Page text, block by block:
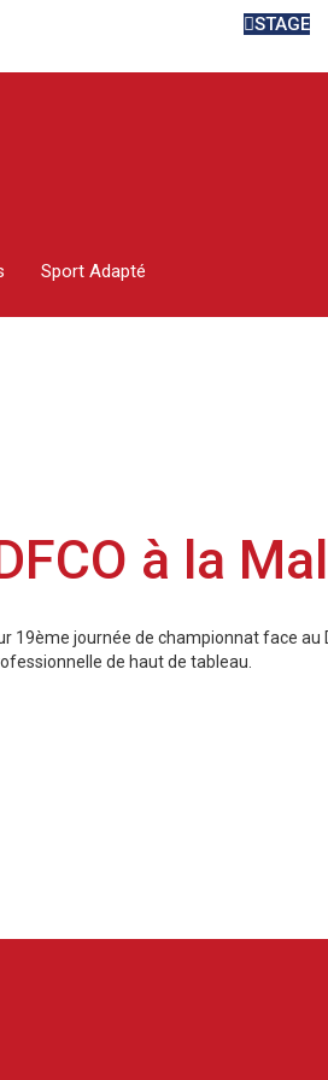
STAGE
Sport Adapté
AU DFCO
à la
journée de championnat face au
de haut de tableau.